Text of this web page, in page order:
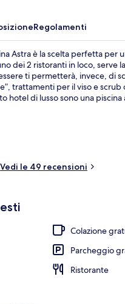
Regolamenti
Astra è la scelta perfetta per
dei 2 ristoranti in loco, serve
ti permetterà, invece, di
trattamenti per il viso e
hotel di lusso sono una
Vedi le 49 recensioni
Colazione
Parcheggio
Ristorante